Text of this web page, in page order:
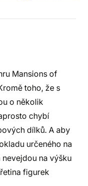
Mansions of
toho, že s
o několik
chybí
dílků. A aby
určeného na
na výšku
figurek